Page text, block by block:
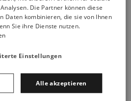
Brot Lahm Teig
Klingen Brot
Baguett Rasier 19
cm
2,19€
Die Partner können diese
Daten kombinieren, die sie von Ihnen
Sie ihre Dienste nutzen.
Alle akzeptieren
Einstellungen